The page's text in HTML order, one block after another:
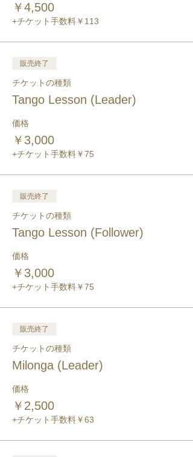
￥4,500
+チケット手数料￥113
販売終了
チケットの種類
Tango Lesson (Leader)
価格
￥3,000
+チケット手数料￥75
販売終了
チケットの種類
Tango Lesson (Follower)
価格
￥3,000
+チケット手数料￥75
販売終了
チケットの種類
Milonga (Leader)
価格
￥2,500
+チケット手数料￥63